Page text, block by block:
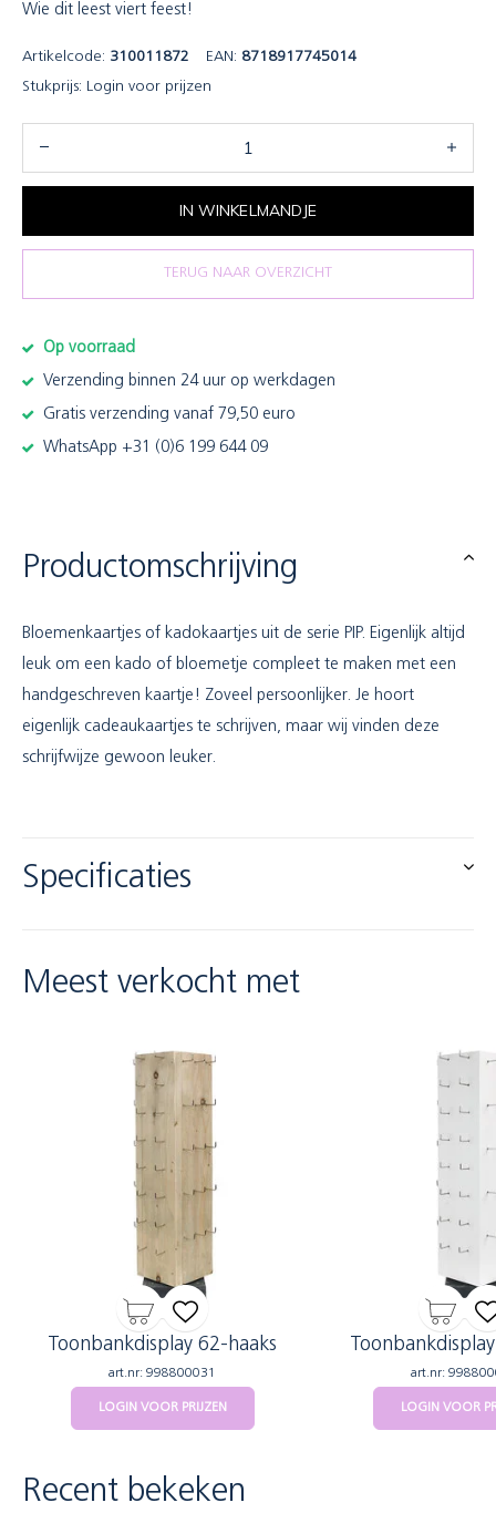
Wie dit leest viert feest!
Artikelcode: 310011872 EAN: 8718917745014
Stukprijs: Login voor prijzen
IN WINKELMANDJE
TERUG NAAR OVERZICHT
Op voorraad
Verzending binnen 24 uur op werkdagen
Gratis verzending vanaf 79,50 euro
WhatsApp +31 (0)6 199 644 09
Productomschrijving
Bloemenkaartjes of kadokaartjes uit de serie PIP. Eigenlijk altijd
leuk om een kado of bloemetje compleet te maken met een
handgeschreven kaartje! Zoveel persoonlijker. Je hoort
eigenlijk cadeaukaartjes te schrijven, maar wij vinden deze
schrijfwijze gewoon leuker.
Specificaties
Meest verkocht met
Toonbankdisplay 62-haaks
art.nr: 998800031
LOGIN VOOR PRIJZEN
art.nr:
LOGIN VOOR
Recent bekeken